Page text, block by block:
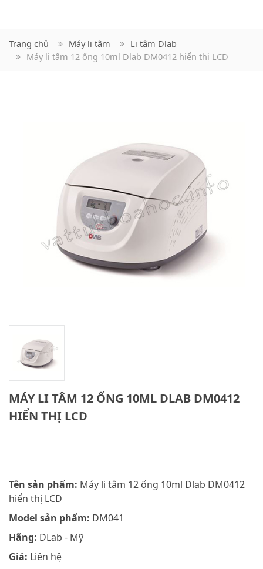
Trang chủ Máy li tâm
Li tâm Dlab
Máy li tâm 12 ống 10ml Dlab DM0412 hiển thị LCD
MÁY LI TÂM 12 ỐNG 10ML DLAB DM0412
HIỂN THỊ LCD
Tên sản phẩm: Máy li tâm 12 ống 10ml Dlab DM0412
hiển thị LCD
Model sản phẩm: DM041
Hãng: DLab - Mỹ
Giá: Liên hệ